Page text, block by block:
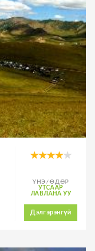
ҮНЭ/ӨДӨР
УТСААР
ЛАВЛАНА УУ
Дэлгэрэнгүй